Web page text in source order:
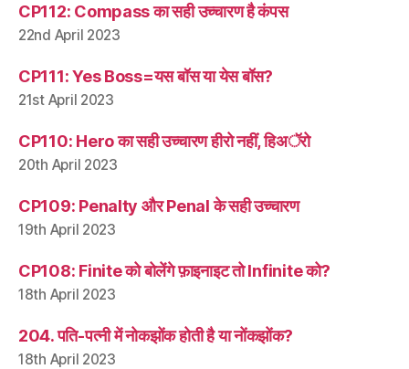
CP112: Compass का सही उच्चारण है कंपस
22nd April 2023
CP111: Yes Boss=यस बॉस या येस बॉस?
21st April 2023
CP110: Hero का सही उच्चारण हीरो नहीं, हिअॅरो
20th April 2023
CP109: Penalty और Penal के सही उच्चारण
19th April 2023
CP108: Finite को बोलेंगे फ़ाइनाइट तो Infinite को?
18th April 2023
204. पति-पत्नी में नोकझोंक होती है या नोंकझोंक?
18th April 2023